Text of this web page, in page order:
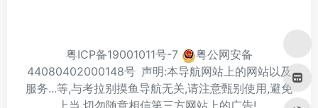
粤ICP备19001011号-7
粤公网安备
44080402000148号 声明:本导航网站上的网站以及
服务...等,与考拉别摸鱼导航无关,请注意甄别使用,避免
上当.切勿随意相信第三方网站上的广告!